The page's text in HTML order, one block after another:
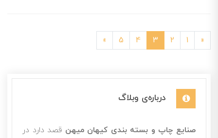
«
1
2
3
4
5
»
درباره‌ی وبلاگ
صنایع چاپ و بسته بندی کیهان میهن قصد دارد در